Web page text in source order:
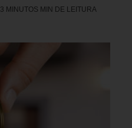
3 MINUTOS MIN DE LEITURA